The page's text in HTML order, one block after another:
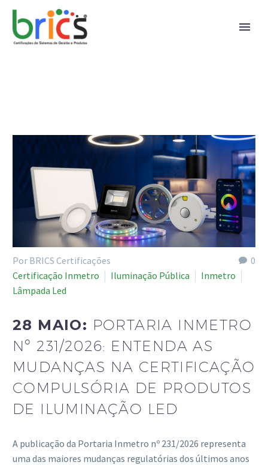
0
Por BRICS Certificações
Certificação Inmetro
Iluminação Pública
Inmetro
Lâmpada Led
28 MAIO: PORTARIA INMETRO
Nº 231/2026: ENTENDA AS
MUDANÇAS NA CERTIFICAÇÃO
COMPULSÓRIA DE PRODUTOS
DE ILUMINAÇÃO LED
A publicação da Portaria Inmetro nº 231/2026 representa
uma das maiores mudanças regulatórias dos últimos anos